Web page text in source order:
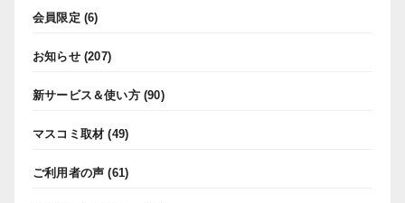
会員限定 (6)
お知らせ(207)
新サービス＆使い方(90)
マスコミ取材 (49)
ご利用者の声 (61)